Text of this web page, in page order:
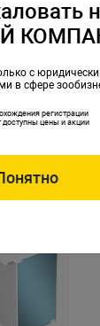
Line 60л
с
в сфере
регистрации
доступны цены и акции